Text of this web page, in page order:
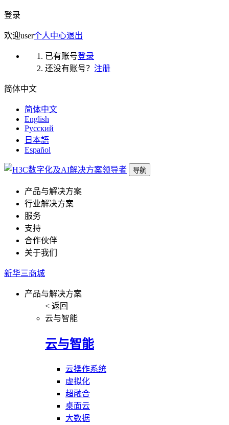
登录
欢迎user个人中心退出
已有账号登录
还没有账号？ 注册
简体中文
简体中文
English
Русский
日本語
Español
导航
产品与解决方案
行业解决方案
服务
支持
合作伙伴
关于我们
新华三商城
产品与解决方案
< 返回
云与智能
云与智能
云操作系统
虚拟化
超融合
桌面云
大数据